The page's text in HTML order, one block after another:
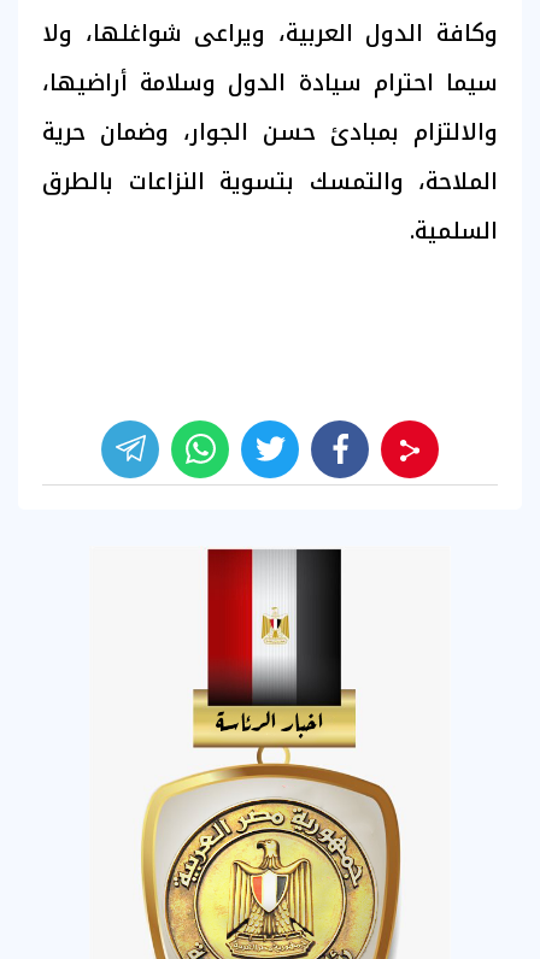
وكافة الدول العربية، ويراعى شواغلها، ولا
سيما احترام سيادة الدول وسلامة أراضيها،
والالتزام بمبادئ حسن الجوار، وضمان حرية
الملاحة، والتمسك بتسوية النزاعات بالطرق
السلمية.